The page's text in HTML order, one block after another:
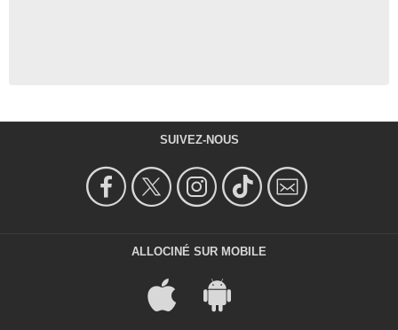
SUIVEZ-NOUS
ALLOCINÉ SUR MOBILE